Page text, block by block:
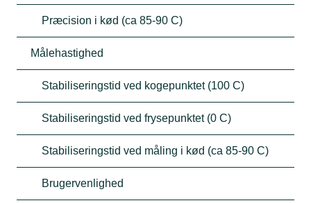
Præcision i kød (ca 85-90 C)
Målehastighed
Stabiliseringstid ved kogepunktet (100 C)
Stabiliseringstid ved frysepunktet (0 C)
Stabiliseringstid ved måling i kød (ca 85-90 C)
Brugervenlighed